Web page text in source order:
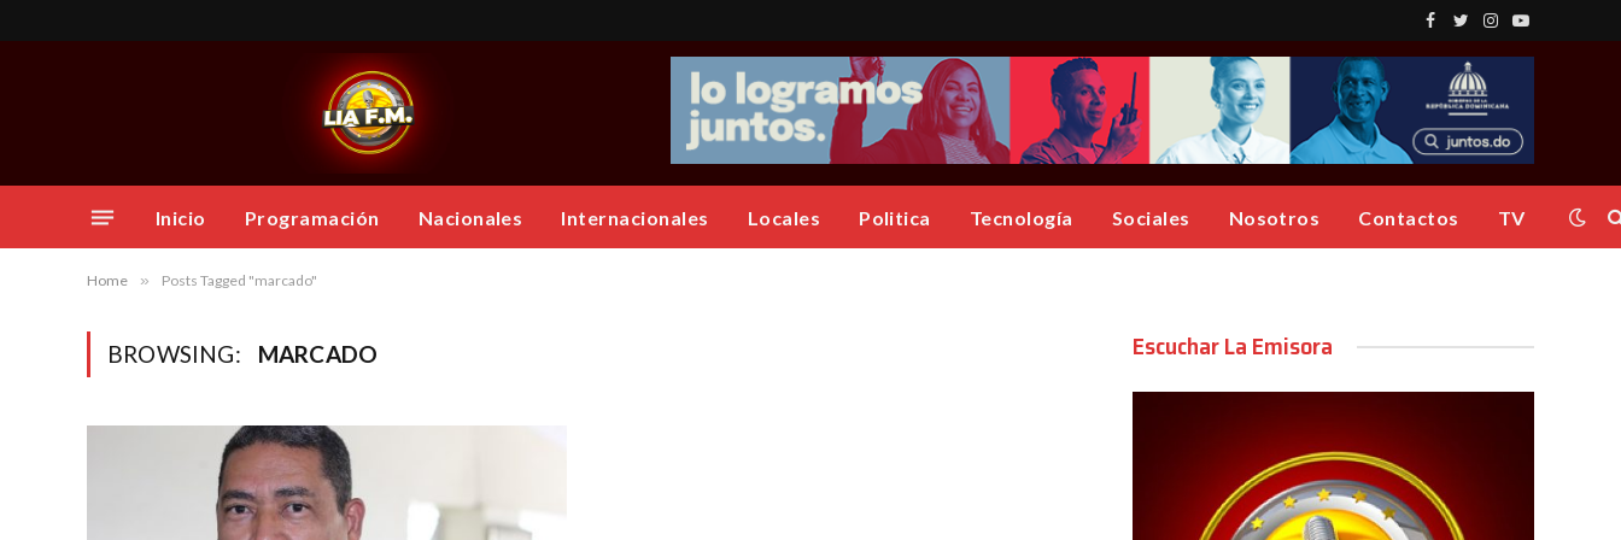
Facebook
TwitterInstagram
YouTube
Inicio Programación Nacionales Internacionales Locales Politica Tecnología Sociales Nosotros Contactos TV
Home » Posts Tagged "marcado"
BROWSING: MARCADO Escuchar La Emisora